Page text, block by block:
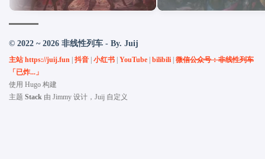
© 2022 ~ 2026 非线性列车 - By. Juij
主站 https://juij.fun | 抖音 | 小红书 | YouTube | bilibili | 微信公众号：非线性列车
「已炸...」
使用 Hugo 构建
主题 Stack 由 Jimmy 设计，Juij 自定义